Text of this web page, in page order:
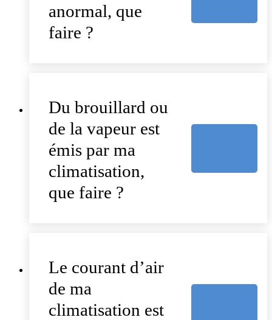
anormal, que
faire ?
Du brouillard ou
de la vapeur est
émis par ma
climatisation,
que faire ?
Le courant d’air
de ma
climatisation est